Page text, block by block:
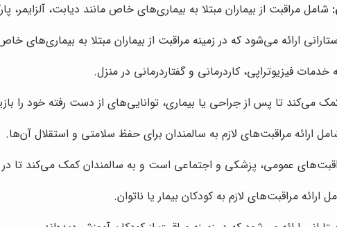
شامل مراقبت از بیماران مبتلا به بیماری‌های خاص مانند دیابت، آلزایمر،
ارائه می‌شود که در زمینه مراقبت از بیماران مبتلا به بیماری‌های
خدمات فیزیوتراپی، کاردرمانی و گفتاردرمانی در منزل.
می‌کند تا پس از جراحی یا بیماری، توانایی‌های از دست رفته خود را
ارائه مراقبت‌های لازم به سالمندان برای حفظ سلامتی و استقلال آن‌ها.
عمومی، پزشکی و اجتماعی است و به سالمندان کمک می‌کند تا در
ارائه مراقبت‌های لازم به کودکان بیمار یا ناتوان.